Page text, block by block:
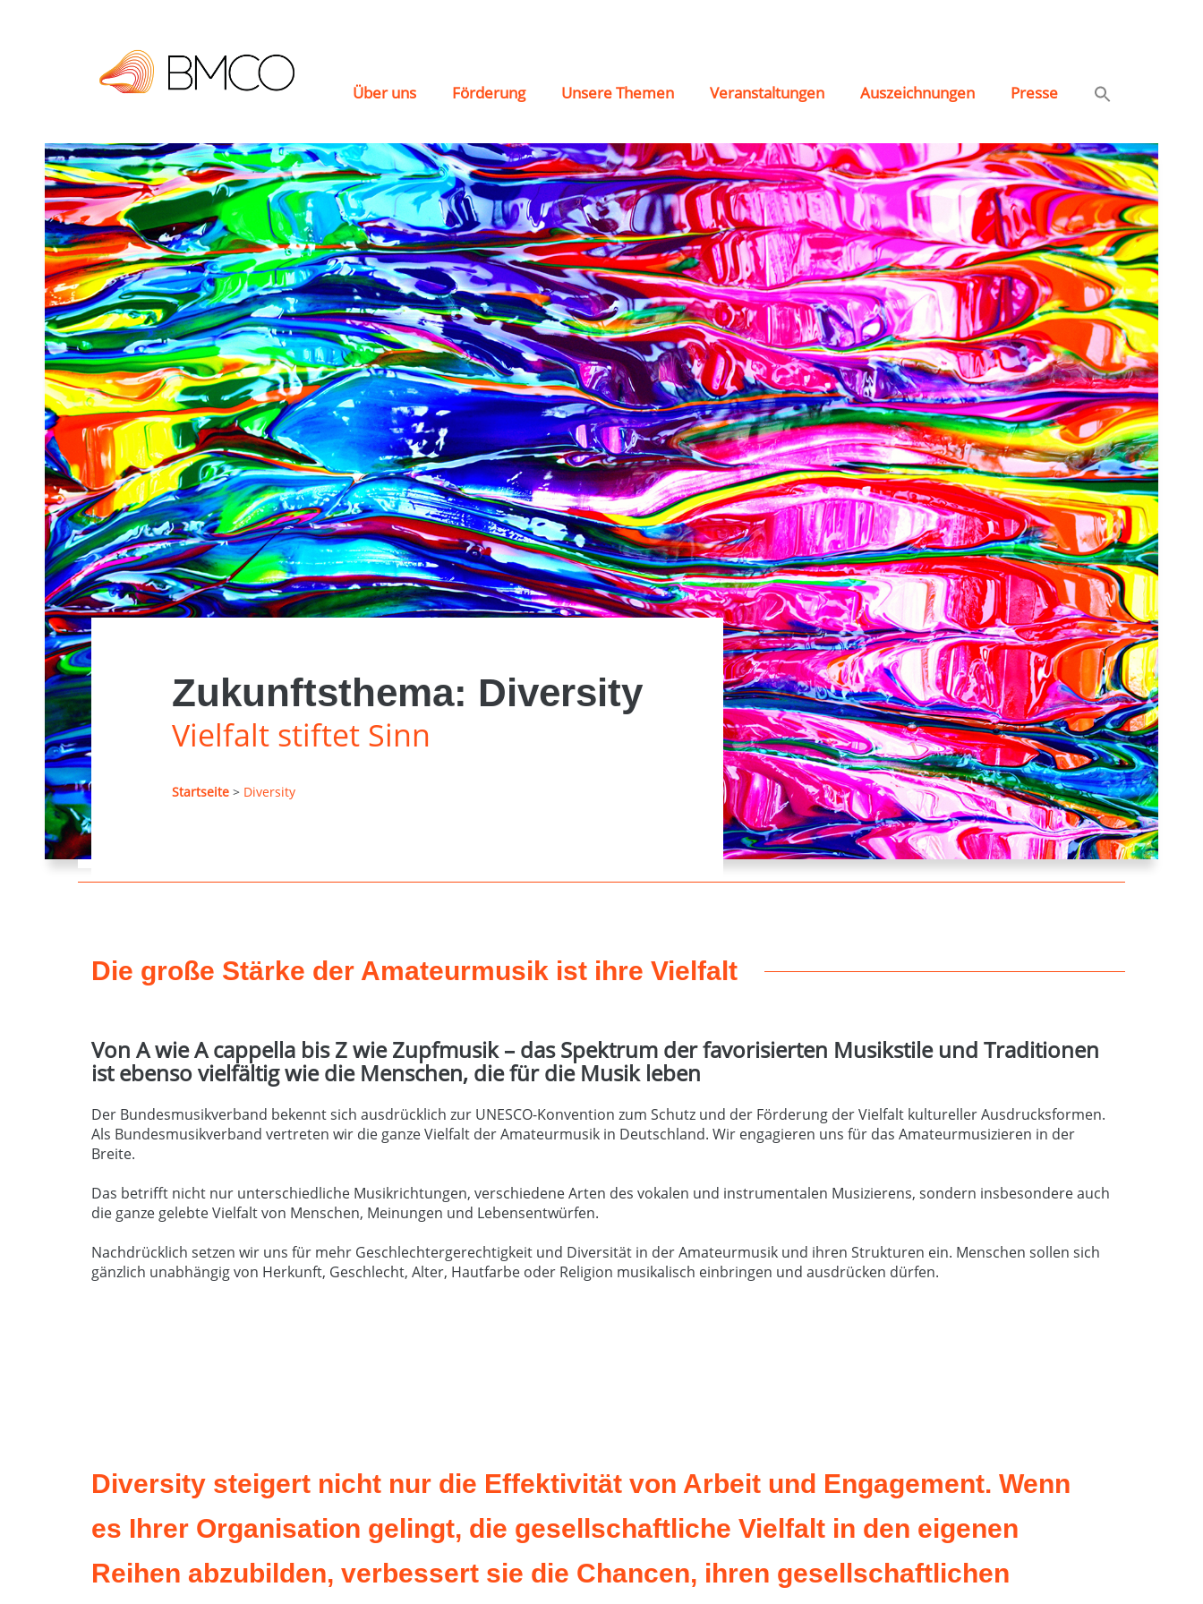
Über uns Förderung Unsere Themen Veranstaltungen Auszeichnungen Presse
Zukunftsthema: Diversity
Vielfalt stiftet Sinn
Startseite > Diversity
Die große Stärke der Amateurmusik ist ihre Vielfalt
Von A wie A cappella bis Z wie Zupfmusik – das Spektrum der favorisierten Musikstile und Traditionen
ist ebenso vielfältig wie die Menschen, die für die Musik leben
Der Bundesmusikverband bekennt sich ausdrücklich zur UNESCO-Konvention zum Schutz und der Förderung der Vielfalt kultureller Ausdrucksformen.
Als Bundesmusikverband vertreten wir die ganze Vielfalt der Amateurmusik in Deutschland. Wir engagieren uns für das Amateurmusizieren in der
Breite.
Das betrifft nicht nur unterschiedliche Musikrichtungen, verschiedene Arten des vokalen und instrumentalen Musizierens, sondern insbesondere auch
die ganze gelebte Vielfalt von Menschen, Meinungen und Lebensentwürfen.
Nachdrücklich setzen wir uns für mehr Geschlechtergerechtigkeit und Diversität in der Amateurmusik und ihren Strukturen ein. Menschen sollen sich
gänzlich unabhängig von Herkunft, Geschlecht, Alter, Hautfarbe oder Religion musikalisch einbringen und ausdrücken dürfen.
Diversity steigert nicht nur die Effektivität von Arbeit und Engagement. Wenn
es Ihrer Organisation gelingt, die gesellschaftliche Vielfalt in den eigenen
Reihen abzubilden, verbessert sie die Chancen, ihren gesellschaftlichen
Diversity steigert nicht nur die Effektivität von Arbeit und Engagement. Wenn es Ihrer
Organisation gelingt, die gesellschaftliche Vielfalt in den eigenen Reihen abzubilden,